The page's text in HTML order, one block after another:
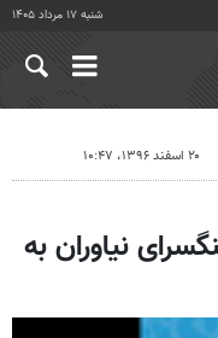
شنبه ۱۷ مرداد ۱۴۰۵
۲۰ اسفند ۱۳۹۶، ۱۰:۴۷
نیاوران به